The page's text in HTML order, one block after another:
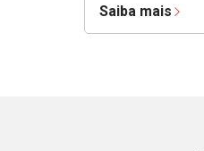
Saiba mais